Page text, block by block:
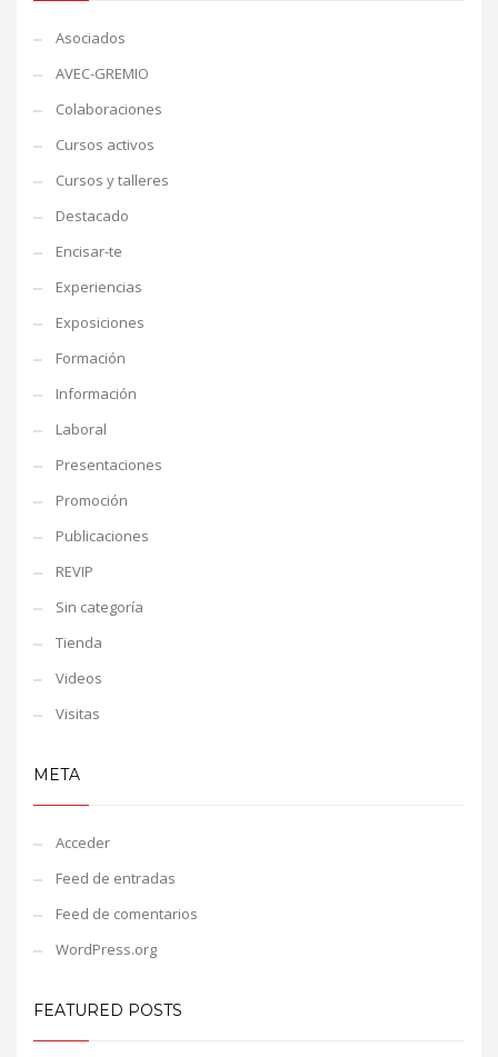
Asociados
AVEC-GREMIO
Colaboraciones
Cursos activos
Cursos y talleres
Destacado
Encisar-te
Experiencias
Exposiciones
Formación
Información
Laboral
Presentaciones
Promoción
Publicaciones
REVIP
Sin categoría
Tienda
Videos
Visitas
META
Acceder
Feed de entradas
Feed de comentarios
WordPress.org
FEATURED POSTS